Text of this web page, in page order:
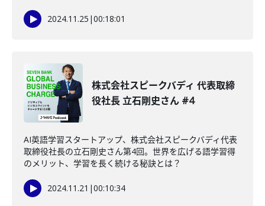
2024.11.25 |00:18:01
株式会社スピークバディ 代表取締
役社長 立石剛史さん #4
AI英語学習スタートアップ、株式会社スピークバディ代表
取締役社長の立石剛史さん第4回。世界を広げる語学習得
のメリット、学習を長く続ける秘訣とは？
2024.11.21 |00:10:34